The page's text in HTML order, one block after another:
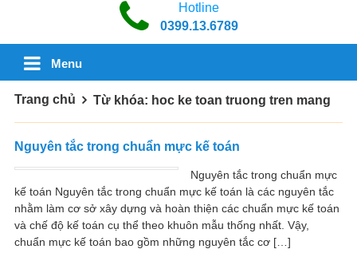
Hotline
0399.13.6789
Menu
Trang chủ Từ khóa: hoc ke toan truong tren mang
Nguyên tắc trong chuẩn mực kế toán
Nguyên tắc trong chuẩn mực
kế toán Nguyên tắc trong chuẩn mực kế toán là các nguyên tắc
nhằm làm cơ sở xây dựng và hoàn thiện các chuẩn mực kế toán
và chế độ kế toán cụ thể theo khuôn mẫu thống nhất. Vậy,
chuẩn mực kế toán bao gồm những nguyên tắc cơ […]